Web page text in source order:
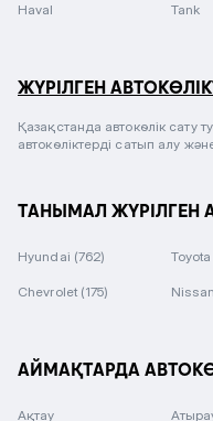
Haval Tank
ЖҮРІЛГЕН
Қазақстанда автокөлік сату
автокөліктерді сатып алу
ТАНЫМАЛ ЖҮРІЛГЕН
Hyundai (762) Toyota
Chevrolet (175) Nissan
АЙМАҚТАРДА
Ақтау